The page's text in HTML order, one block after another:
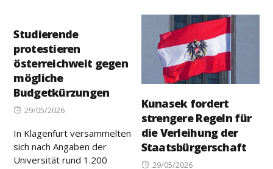
Studierende
protestieren
österreichweit gegen
mögliche
Budgetkürzungen
Posted
29/05/2026
In Klagenfurt versammelten
sich nach Angaben der
Universität rund 1.200
Kunasek fordert
strengere Regeln für
die Verleihung der
Staatsbürgerschaft
Posted
29/05/2026